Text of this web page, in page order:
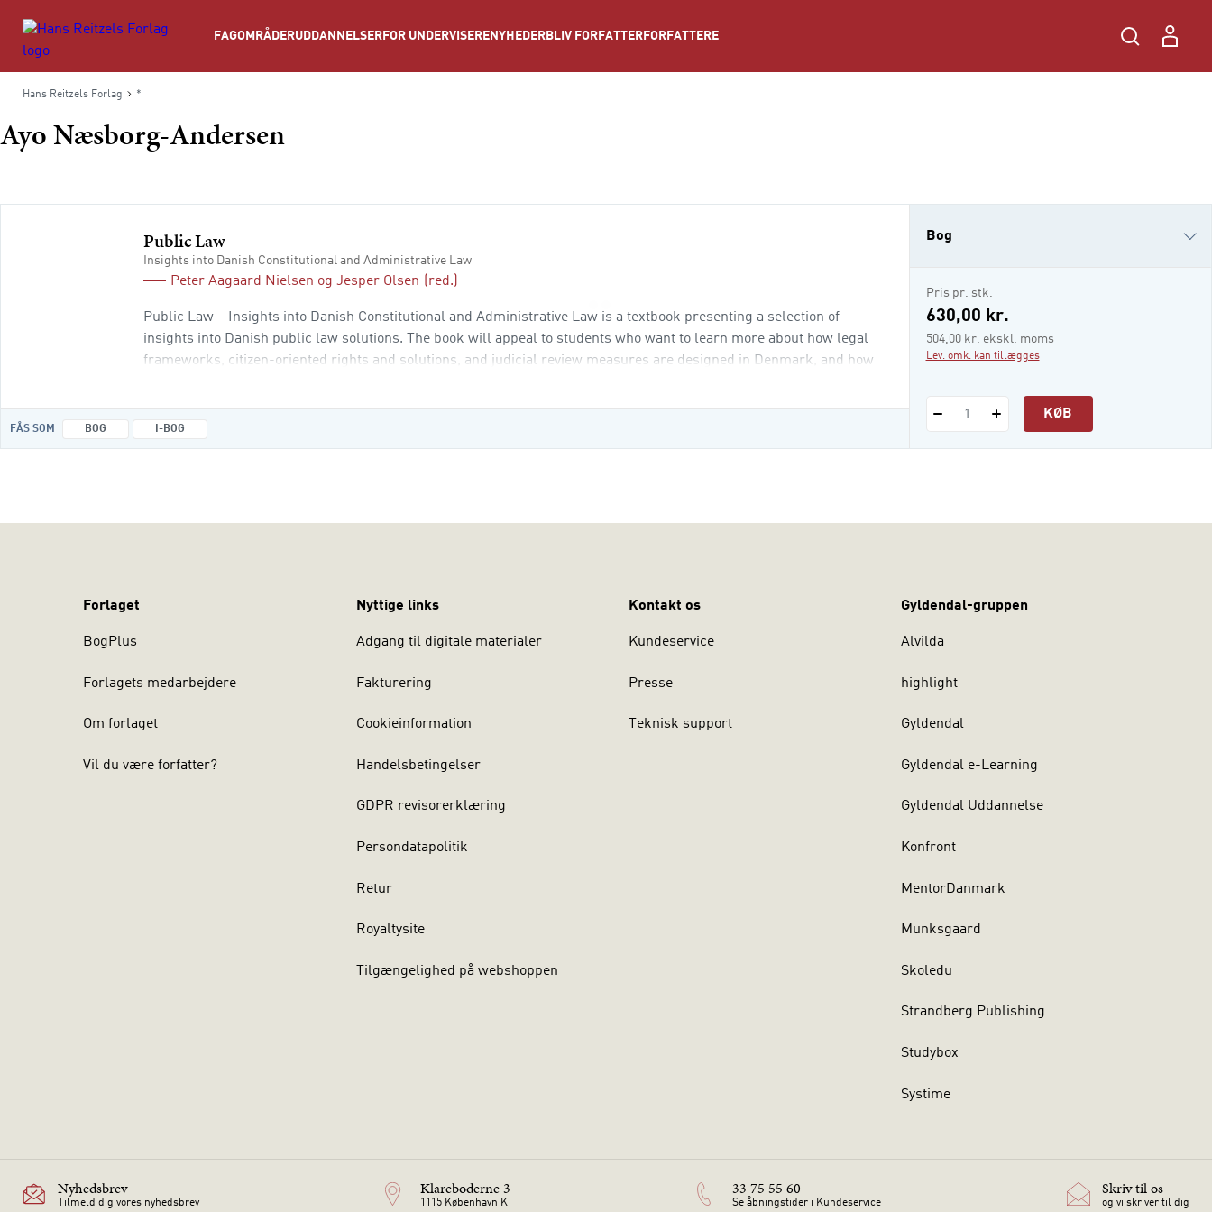
FAGOMRÅDERUDDANNELSER FOR UNDERVISERE NYHEDER BLIV FORFATTER FORFATTERE
Hans Reitzels Forlag *
Ayo Næsborg-Andersen
Public Law
Insights into Danish Constitutional and Administrative Law
Peter Aagaard Nielsen og Jesper Olsen (red.)
Public Law – Insights into Danish Constitutional and Administrative Law is a textbook presenting a selection of
insights into Danish public law solutions. The book will appeal to students who want to learn more about how legal
frameworks, citizen-oriented rights and solutions, and judicial review measures are designed in Denmark, and how
FÅS SOM BOG I-BOG
Bog
i-bog
Pris pr. stk.
630,00 kr.
504,00 kr. ekskl. moms
Lev. omk. kan tillægges
1 KØB
Forlaget
BogPlus
Forlagets medarbejdere
Om forlaget
Vil du være forfatter?
Nyttige links
Adgang til digitale materialer
Fakturering
Cookieinformation
Handelsbetingelser
GDPR revisorerklæring
Persondatapolitik
Retur
Royaltysite
Tilgængelighed på webshoppen
Kontakt os
Kundeservice
Presse
Teknisk support
Gyldendal-gruppen
Alvilda
highlight
Gyldendal
Gyldendal e-Learning
Gyldendal Uddannelse
Konfront
MentorDanmark
Munksgaard
Skoledu
Strandberg Publishing
Studybox
Systime
Nyhedsbrev
Tilmeld dig vores nyhedsbrev
Klareboderne 3
1115 København K
33 75 55 60
Se åbningstider i Kundeservice
Skriv til os
og vi skriver til dig